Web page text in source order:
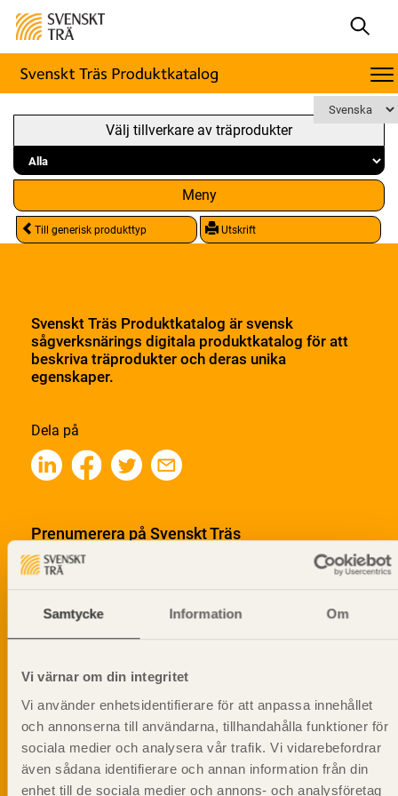
Samtycke Information Om
Vi värnar om din integritet
Vi använder enhetsidentifierare för att anpassa innehållet
och annonserna till användarna, tillhandahålla funktioner för
sociala medier och analysera vår trafik. Vi vidarebefordrar
även sådana identifierare och annan information från din
enhet till de sociala medier och annons- och analysföretag
Välj tillverkare av träprodukter
Meny
Till generisk produkttyp Utskrift
Svenskt Träs Produktkatalog är svensk
sågverksnärings digitala produktkatalog för att
beskriva träprodukter och deras unika
egenskaper.
Dela på
Prenumerera på Svenskt Träs
informationsutskick!